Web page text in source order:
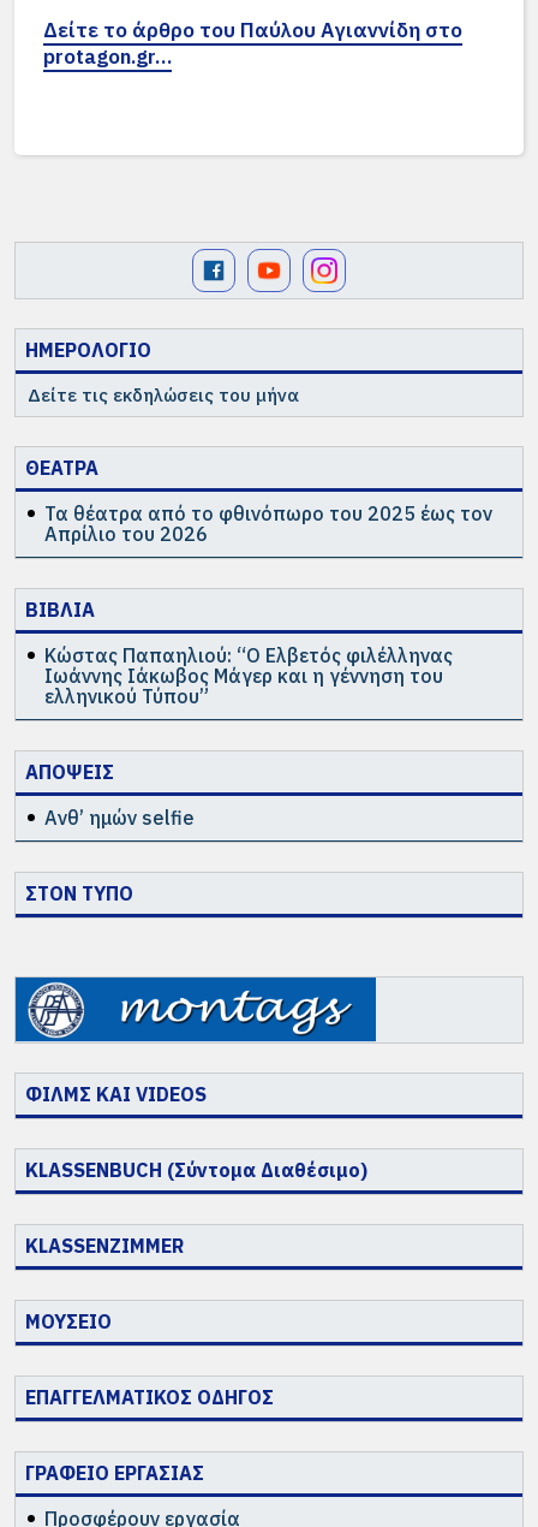
ΗΜΕΡΟΛΟΓΙΟ
Δείτε τις εκδηλώσεις του μήνα
ΘΕΑΤΡΑ
Τα θέατρα από το φθινόπωρο του 2025 έως τον
Απρίλιο του 2026
ΒΙΒΛΙΑ
Κώστας Παπαηλιού: “Ο Ελβετός φιλέλληνας
Ιωάννης Ιάκωβος Μάγερ και η γέννηση του
ελληνικού Τύπου”
ΑΠΟΨΕΙΣ
Ανθ’ ημών selfie
ΣΤΟΝ ΤΥΠΟ
Δείτε το άρθρο του Παύλου Αγιαννίδη στο
protagon.gr…
ΦΙΛΜΣ ΚΑΙ VIDEOS
KLASSENBUCH (Σύντομα Διαθέσιμο)
KLASSENZIMMER
ΜΟΥΣΕΙΟ
ΕΠΑΓΓΕΛΜΑΤΙΚΟΣ ΟΔΗΓΟΣ
ΓΡΑΦΕΙΟ ΕΡΓΑΣΙΑΣ
Προσφέρουν εργασία